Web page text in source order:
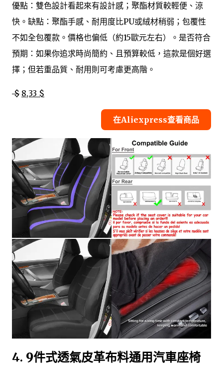
優點：雙色設計看起來有設計感；聚酯材質較輕便、涼
快。缺點：聚酯手感、耐用度比PU或絨材稍弱；包覆性
不如全包覆款。價格也偏低（約15歐元左右）。是否符合
預期：如果你追求時尚簡約、且預算較低，這款是個好選
擇；但若重品質、耐用則可考慮更高階。
$ 8,33 $
在Aliexpress查看商品
4. 9件式透氣皮革布料通用汽車座椅